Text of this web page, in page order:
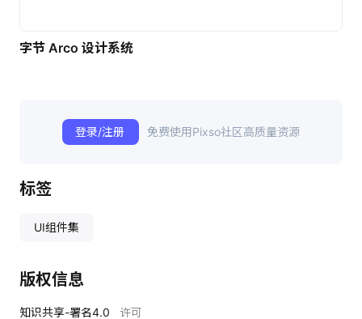
字节 Arco 设计系统
登录/注册 免费使用Pixso社区高质量资源
标签
UI组件集
版权信息
知识共享-署名4.0 许可